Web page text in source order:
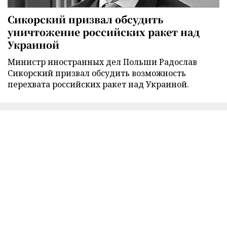
Сикорский призвал обсудить
уничтожение российских ракет над
Украиной
Министр иностранных дел Польши Радослав
Сикорский призвал обсудить возможность
перехвата российских ракет над Украиной.